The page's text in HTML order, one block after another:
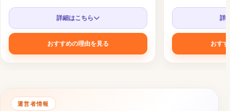
詳細はこちら
おすすめの理由を見る
詳
おす
運営者情報